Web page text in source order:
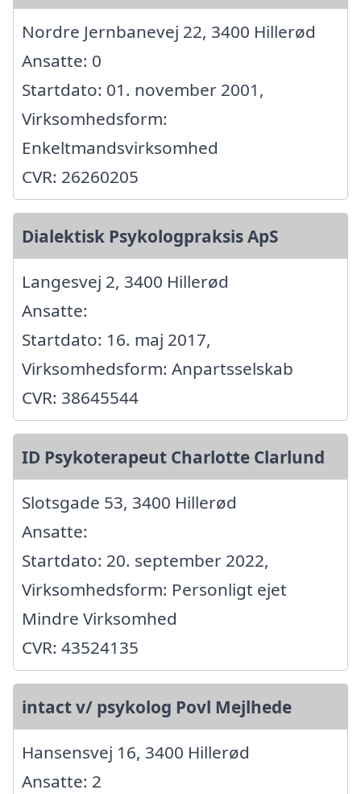
Nordre Jernbanevej 22, 3400 Hillerød
Ansatte: 0
Startdato: 01. november 2001,
Virksomhedsform:
Enkeltmandsvirksomhed
CVR: 26260205
Dialektisk Psykologpraksis ApS
Langesvej 2, 3400 Hillerød
Ansatte:
Startdato: 16. maj 2017,
Virksomhedsform: Anpartsselskab
CVR: 38645544
ID Psykoterapeut Charlotte Clarlund
Slotsgade 53, 3400 Hillerød
Ansatte:
Startdato: 20. september 2022,
Virksomhedsform: Personligt ejet
Mindre Virksomhed
CVR: 43524135
intact v/ psykolog Povl Mejlhede
Hansensvej 16, 3400 Hillerød
Ansatte: 2